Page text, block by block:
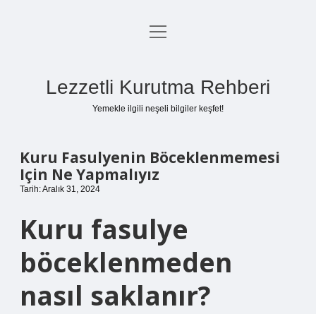
Anasayfa
menüyü
Lezzetli Kurutma Rehberi
Yemekle ilgili neşeli bilgiler keşfet!
Kuru Fasulyenin Böceklenmemesi
Için Ne Yapmalıyız
Tarih: Aralık 31, 2024
Kuru fasulye
böceklenmeden
nasıl saklanır?